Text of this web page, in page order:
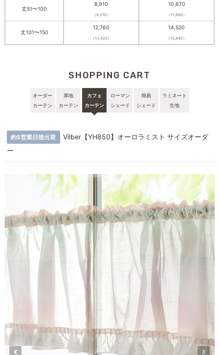
丈51〜100
8,910
（9,570）
10,670
（11,990）
丈101〜150
12,760
（13,420）
14,520
（15,840）
SHOPPING CART
オーダー
カーテン
厚地
カーテン
カフェ
カーテン
ローマン
シェード
簡易
シェード
ラミネート
生地
約5営業日後出荷
Vilber【YH850】オーロラミスト サイズオーダ
ー